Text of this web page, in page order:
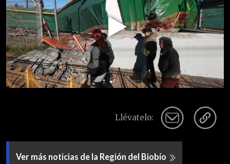
Play
Video
Llévatelo:
Ver más noticias de la Región del Biobío